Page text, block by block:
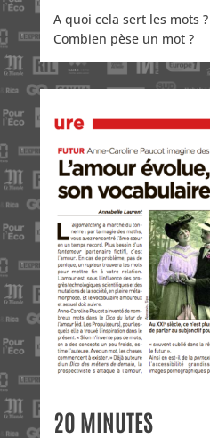
A quoi cela sert les mots
Combien pèse un mot ?
20 MINUTES